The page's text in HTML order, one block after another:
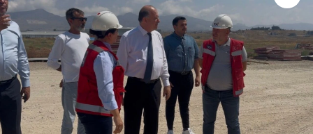
Magazin
Moda
Nöbetçi Eczaneler
Otomobil Dünyası